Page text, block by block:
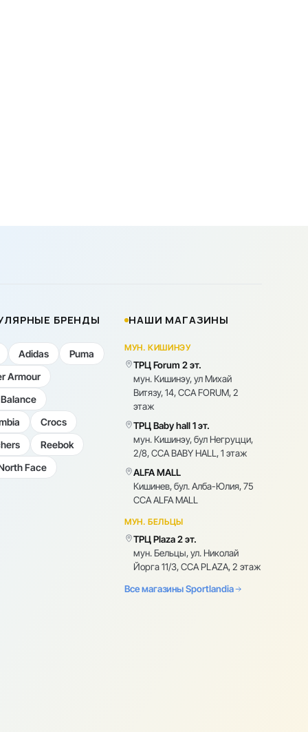
БРЕНДЫ
Adidas
Puma
Armour
Crocs
Reebok
Face
НАШИ МАГАЗИНЫ
МУН. КИШИНЭУ
ТРЦ Forum 2 эт.
мун. Кишинэу, ул Михай
Витязу, 14, CCA FORUM, 2
этаж
ТРЦ Baby hall 1 эт.
мун. Кишинэу, бул Негруцци,
2/8, CCA BABY HALL, 1 этаж
ALFA MALL
Кишинев, бул. Алба-Юлия, 75
CCA ALFA MALL
МУН. БЕЛЬЦЫ
ТРЦ Plaza 2 эт.
мун. Бельцы, ул. Николай
Йорга 11/3, CCA PLAZA, 2 этаж
Все магазины Sportlandia